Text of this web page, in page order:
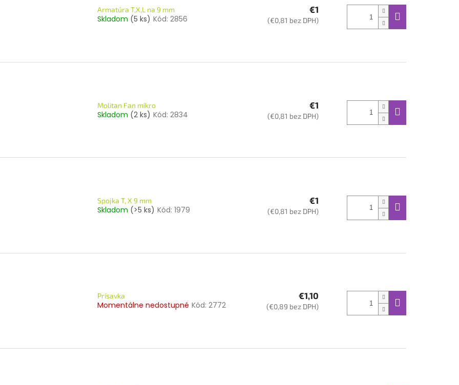
Armatúra T,X,L na 9 mm
Skladom (5 ks) Kód: 2856
€1
(€0,81 bez DPH)
Molitan Fan mikro
Skladom (2 ks) Kód: 2834
€1
(€0,81 bez DPH)
Spojka T, X 9 mm
Skladom (>5 ks) Kód: 1979
€1
(€0,81 bez DPH)
Prísavka
Momentálne nedostupné Kód: 2772
€1,10
(€0,89 bez DPH)